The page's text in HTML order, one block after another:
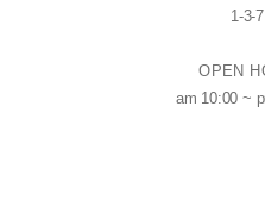
1-3-7
OPEN
am 10:00 ~